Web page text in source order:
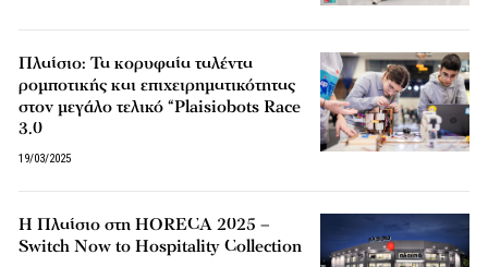
Πλαίσιο: Τα κορυφαία ταλέντα
ρομποτικής και επιχειρηματικότητας
στον μεγάλο τελικό “Plaisiobots Race
3.0
19/03/2025
Η Πλαίσιο στη HORECA 2025 –
Switch Now to Hospitality Collection